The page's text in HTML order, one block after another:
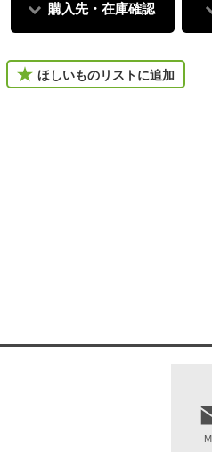
購入先・在庫確認
ほしいものリストに追加
こ